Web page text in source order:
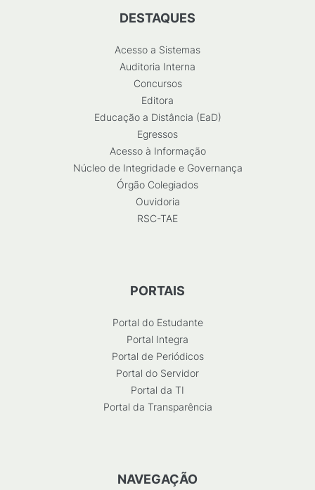
DESTAQUES
Acesso a Sistemas
Auditoria Interna
Concursos
Editora
Educação a Distância (EaD)
Egressos
Acesso à Informação
Núcleo de Integridade e Governança
Órgão Colegiados
Ouvidoria
RSC-TAE
PORTAIS
Portal do Estudante
Portal Integra
Portal de Periódicos
Portal do Servidor
Portal da TI
Portal da Transparência
NAVEGAÇÃO